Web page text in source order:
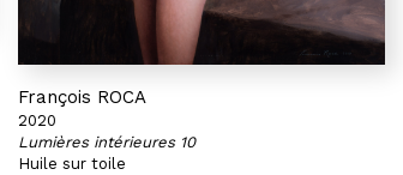
François ROCA
2020
Lumières intérieures 10
Huile sur toile